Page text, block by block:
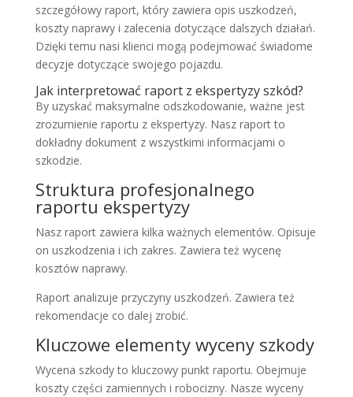
szczegółowy raport, który zawiera opis uszkodzeń,
koszty naprawy i zalecenia dotyczące dalszych działań.
Dzięki temu nasi klienci mogą podejmować świadome
decyzje dotyczące swojego pojazdu.
Jak interpretować raport z ekspertyzy szkód?
By uzyskać maksymalne odszkodowanie, ważne jest
zrozumienie raportu z ekspertyzy. Nasz raport to
dokładny dokument z wszystkimi informacjami o
szkodzie.
Struktura profesjonalnego
raportu ekspertyzy
Nasz raport zawiera kilka ważnych elementów. Opisuje
on uszkodzenia i ich zakres. Zawiera też wycenę
kosztów naprawy.
Raport analizuje przyczyny uszkodzeń. Zawiera też
rekomendacje co dalej zrobić.
Kluczowe elementy wyceny szkody
Wycena szkody to kluczowy punkt raportu. Obejmuje
koszty części zamiennych i robocizny. Nasze wyceny